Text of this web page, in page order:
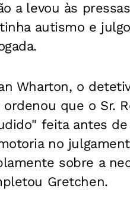
a levou às
autismo e
Wharton, o
ordenou que o Sr.
feita antes
no
sobre a
Gretchen.